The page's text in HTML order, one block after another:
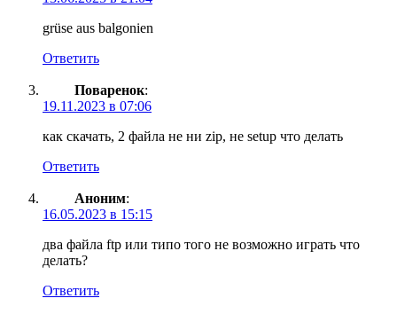
grüse aus balgonien
Ответить
Поваренок:
19.11.2023 в 07:06
как скачать, 2 файла не ни zip, не setup что делать
Ответить
Аноним:
16.05.2023 в 15:15
два файла ftp или типо того не возможно играть что
делать?
Ответить